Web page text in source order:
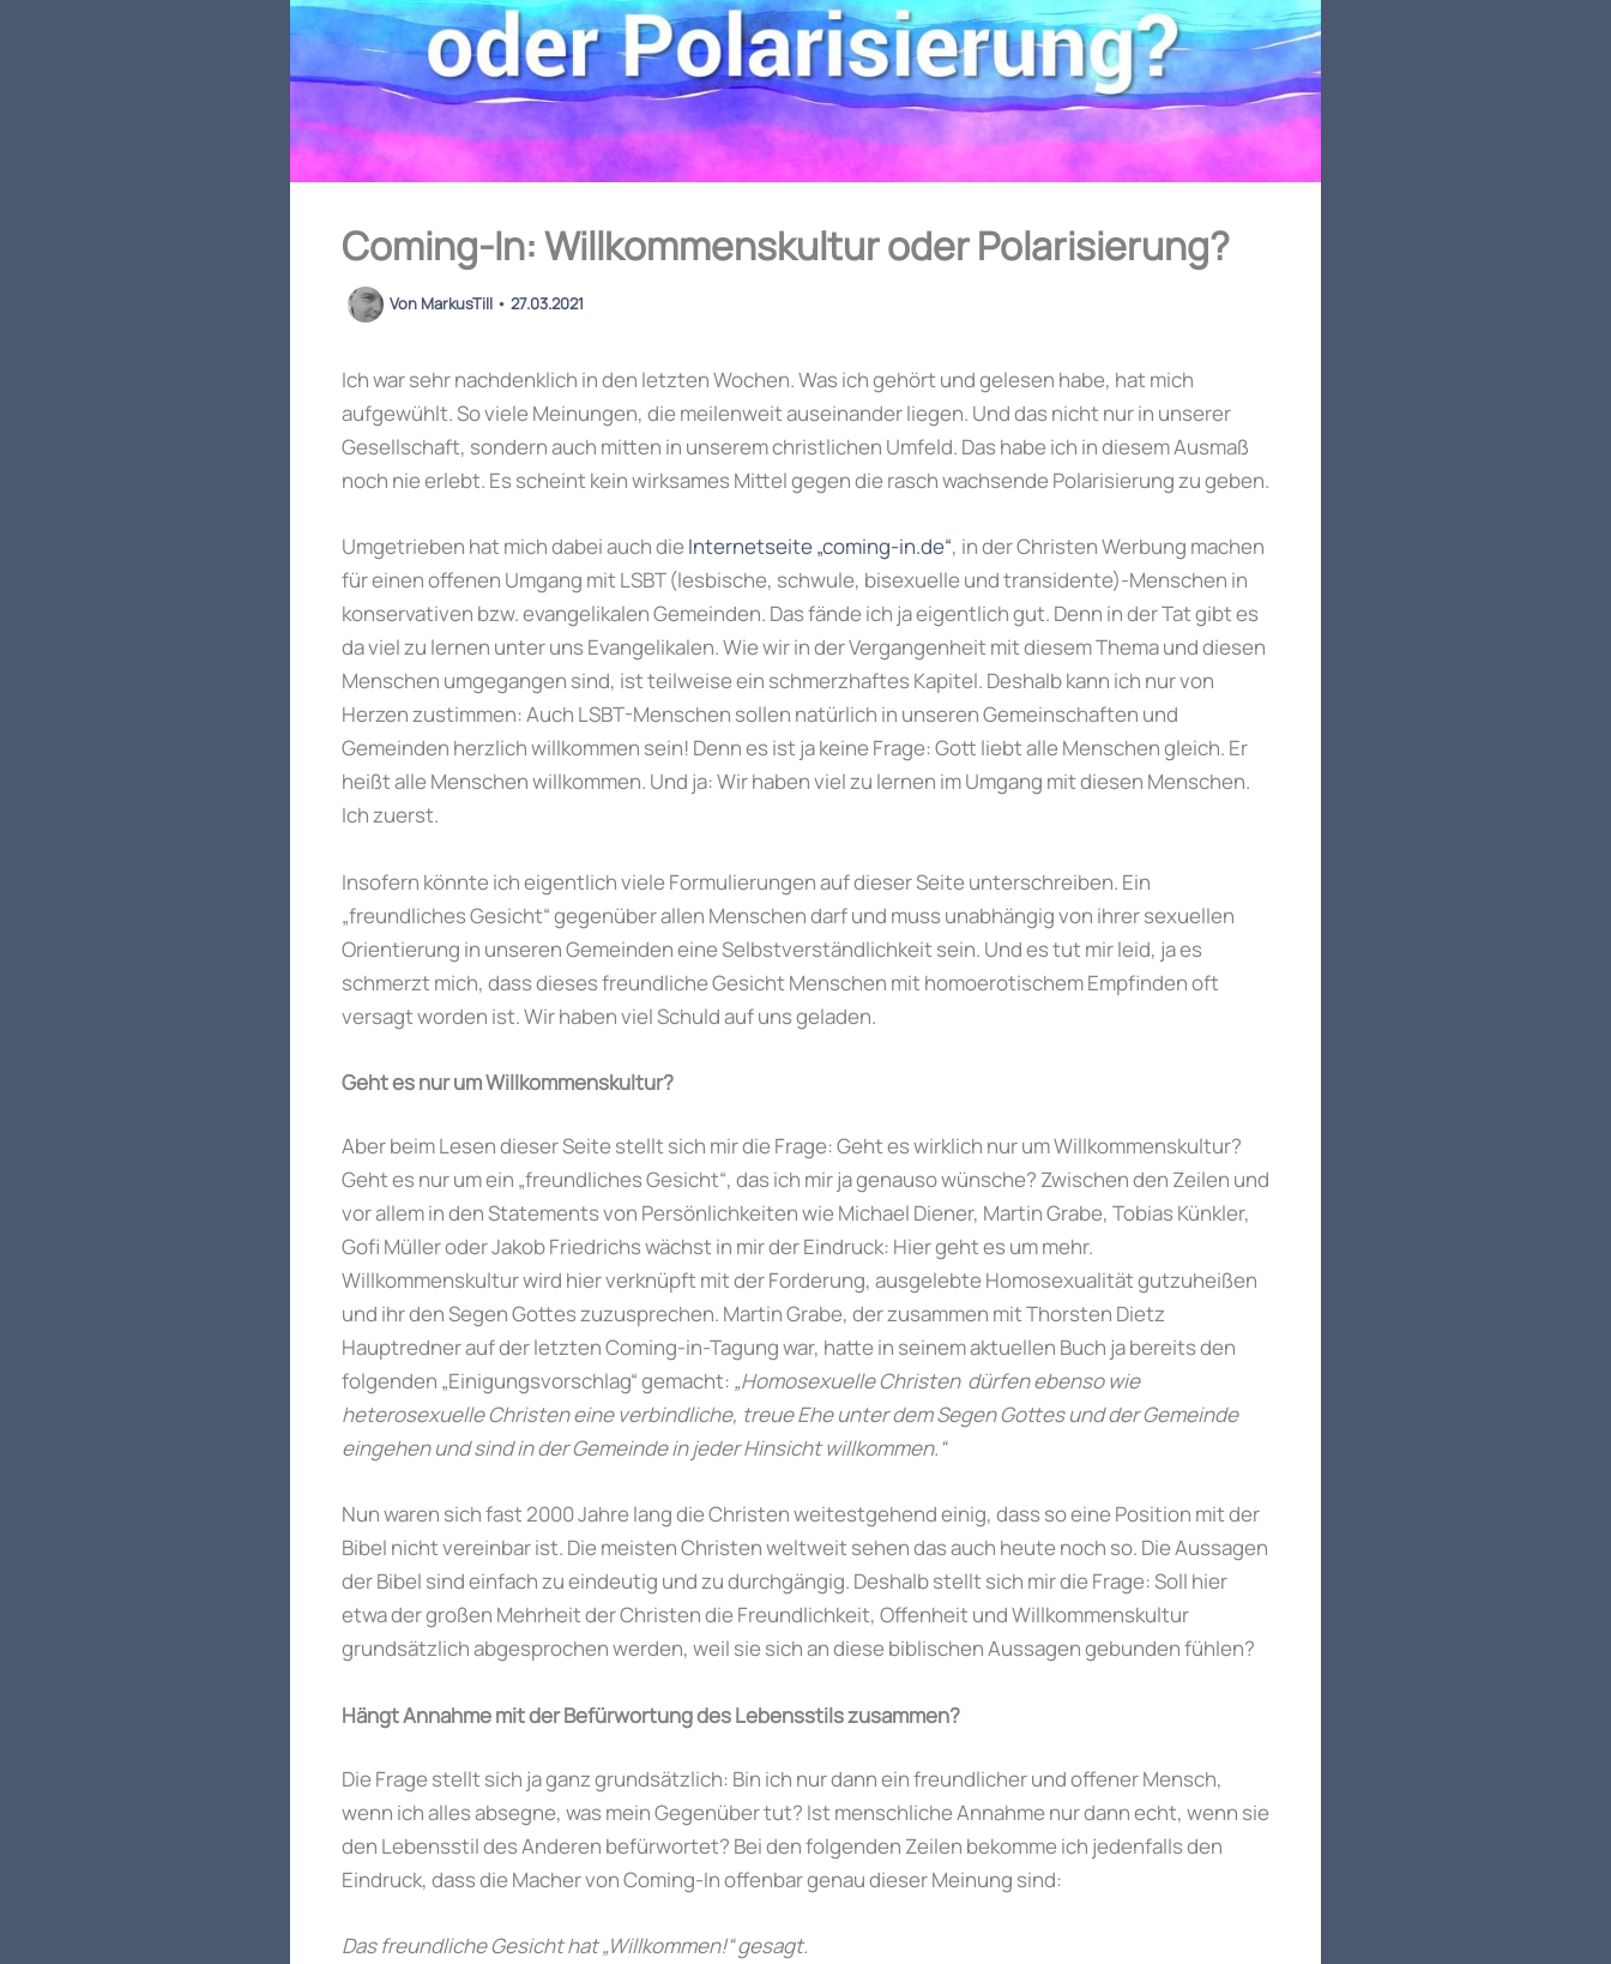
Coming-In: Willkommenskultur oder Polarisierung?
Von MarkusTill • 27.03.2021
Ich war sehr nachdenklich in den letzten Wochen. Was ich gehört und gelesen habe, hat mich
aufgewühlt. So viele Meinungen, die meilenweit auseinander liegen. Und das nicht nur in unserer
Gesellschaft, sondern auch mitten in unserem christlichen Umfeld. Das habe ich in diesem Ausmaß
noch nie erlebt. Es scheint kein wirksames Mittel gegen die rasch wachsende Polarisierung zu geben.
Umgetrieben hat mich dabei auch die Internetseite „coming-in.de“, in der Christen Werbung machen
für einen offenen Umgang mit LSBT (lesbische, schwule, bisexuelle und transidente)-Menschen in
konservativen bzw. evangelikalen Gemeinden. Das fände ich ja eigentlich gut. Denn in der Tat gibt es
da viel zu lernen unter uns Evangelikalen. Wie wir in der Vergangenheit mit diesem Thema und diesen
Menschen umgegangen sind, ist teilweise ein schmerzhaftes Kapitel. Deshalb kann ich nur von
Herzen zustimmen: Auch LSBT-Menschen sollen natürlich in unseren Gemeinschaften und
Gemeinden herzlich willkommen sein! Denn es ist ja keine Frage: Gott liebt alle Menschen gleich. Er
heißt alle Menschen willkommen. Und ja: Wir haben viel zu lernen im Umgang mit diesen Menschen.
Ich zuerst.
Insofern könnte ich eigentlich viele Formulierungen auf dieser Seite unterschreiben. Ein
„freundliches Gesicht“ gegenüber allen Menschen darf und muss unabhängig von ihrer sexuellen
Orientierung in unseren Gemeinden eine Selbstverständlichkeit sein. Und es tut mir leid, ja es
schmerzt mich, dass dieses freundliche Gesicht Menschen mit homoerotischem Empfinden oft
versagt worden ist. Wir haben viel Schuld auf uns geladen.
Geht es nur um Willkommenskultur?
Aber beim Lesen dieser Seite stellt sich mir die Frage: Geht es wirklich nur um Willkommenskultur?
Geht es nur um ein „freundliches Gesicht“, das ich mir ja genauso wünsche? Zwischen den Zeilen und
vor allem in den Statements von Persönlichkeiten wie Michael Diener, Martin Grabe, Tobias Künkler,
Gofi Müller oder Jakob Friedrichs wächst in mir der Eindruck: Hier geht es um mehr.
Willkommenskultur wird hier verknüpft mit der Forderung, ausgelebte Homosexualität gutzuheißen
und ihr den Segen Gottes zuzusprechen. Martin Grabe, der zusammen mit Thorsten Dietz
Hauptredner auf der letzten Coming-in-Tagung war, hatte in seinem aktuellen Buch ja bereits den
folgenden „Einigungsvorschlag“ gemacht: „Homosexuelle Christen dürfen ebenso wie
heterosexuelle Christen eine verbindliche, treue Ehe unter dem Segen Gottes und der Gemeinde
eingehen und sind in der Gemeinde in jeder Hinsicht willkommen.“
Nun waren sich fast 2000 Jahre lang die Christen weitestgehend einig, dass so eine Position mit der
Bibel nicht vereinbar ist. Die meisten Christen weltweit sehen das auch heute noch so. Die Aussagen
der Bibel sind einfach zu eindeutig und zu durchgängig. Deshalb stellt sich mir die Frage: Soll hier
etwa der großen Mehrheit der Christen die Freundlichkeit, Offenheit und Willkommenskultur
grundsätzlich abgesprochen werden, weil sie sich an diese biblischen Aussagen gebunden fühlen?
Hängt Annahme mit der Befürwortung des Lebensstils zusammen?
Die Frage stellt sich ja ganz grundsätzlich: Bin ich nur dann ein freundlicher und offener Mensch,
wenn ich alles absegne, was mein Gegenüber tut? Ist menschliche Annahme nur dann echt, wenn sie
den Lebensstil des Anderen befürwortet? Bei den folgenden Zeilen bekomme ich jedenfalls den
Eindruck, dass die Macher von Coming-In offenbar genau dieser Meinung sind:
Das freundliche Gesicht hat „Willkommen!“ gesagt.